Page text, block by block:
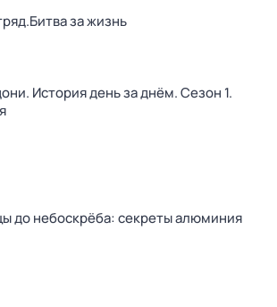
за жизнь
История день за днём. Сезон 1.
до небоскрёба: секреты алюминия